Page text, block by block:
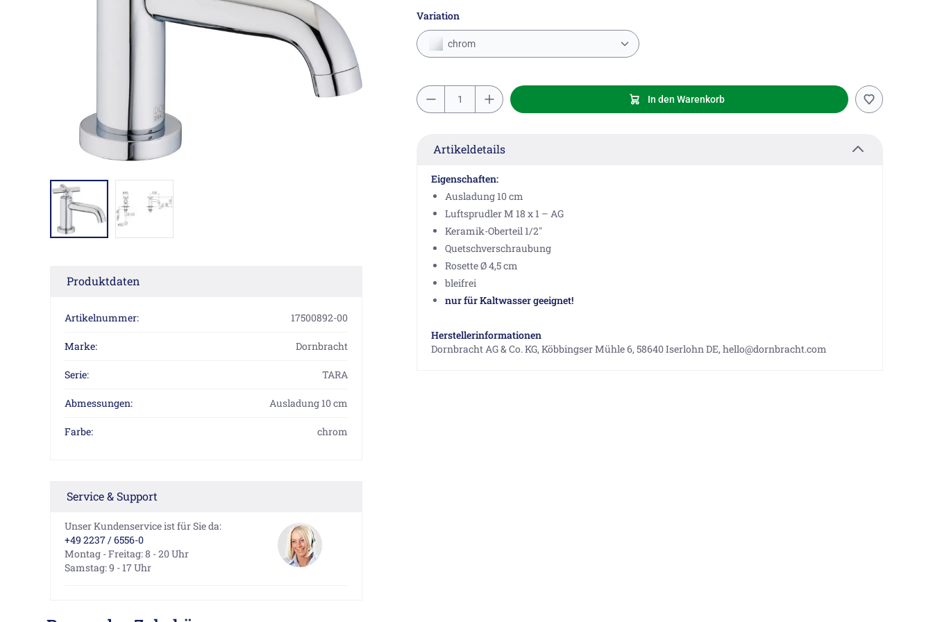
Produktdaten
Artikelnummer: 17500892-00
Marke: Dornbracht
Serie: TARA
Abmessungen: Ausladung 10 cm
Farbe: chrom
Service & Support
Unser Kundenservice ist für Sie da:
+49 2237 / 6556-0
Montag - Freitag: 8 - 20 Uhr
Samstag: 9 - 17 Uhr
Variation
chrom
In den Warenkorb
Artikeldetails
Eigenschaften:
Ausladung 10 cm
Luftsprudler M 18 x 1 – AG
Keramik-Oberteil 1/2"
Quetschverschraubung
Rosette Ø 4,5 cm
bleifrei
nur für Kaltwasser geeignet!
Herstellerinformationen
Dornbracht AG & Co. KG, Köbbingser Mühle 6, 58640 Iserlohn DE, hello@dornbracht.com